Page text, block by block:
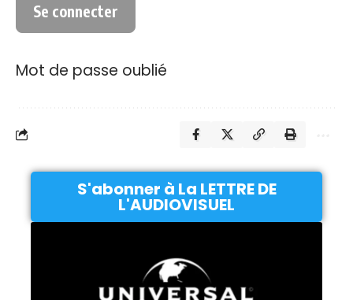
Mot de passe oublié
S'abonner à La LETTRE DE
L'AUDIOVISUEL